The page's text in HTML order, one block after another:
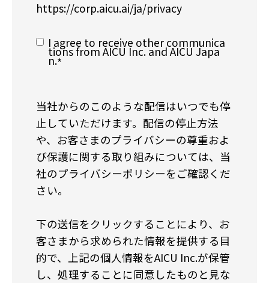
https://corp.aicu.ai/ja/privacy
I agree to receive other communica
tions from AICU Inc. and AICU Japa
n.*
当社からのこのような配信はいつでも停
止していただけます。配信の停止方法
や、お客さまのプライバシーの尊重およ
び保護に関する取り組みについては、当
社のプライバシーポリシーをご確認くだ
さい。
下の送信をクリックすることにより、お
客さまから求められた情報を提供する目
的で、上記の個人情報をAICU Inc.が保管
し、処理することに同意したものと見な